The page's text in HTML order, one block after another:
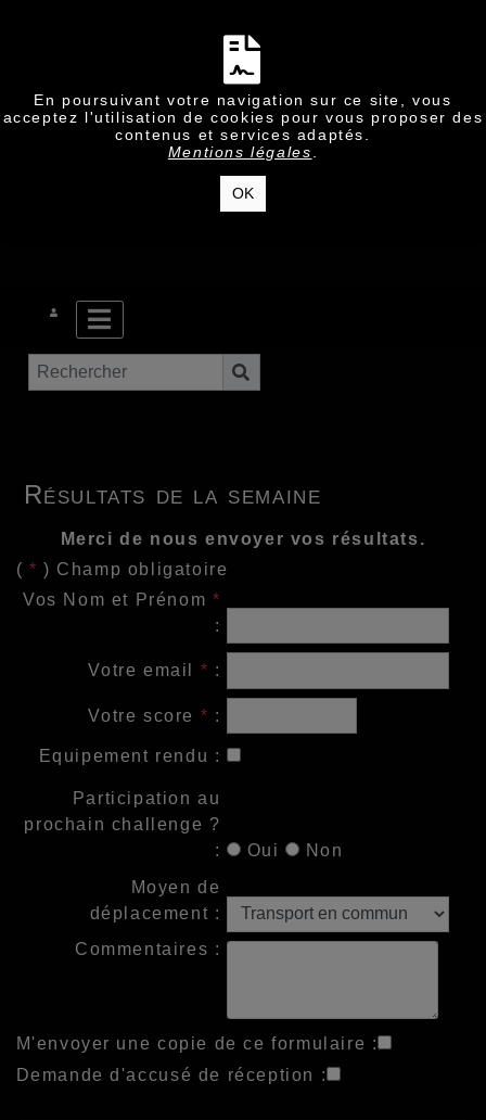
En poursuivant votre navigation sur ce site, vous
acceptez l'utilisation de cookies pour vous proposer des
contenus et services adaptés.
Mentions légales
OK
Résultats de la semaine
Merci de nous envoyer vos résultats.
( * ) Champ obligatoire
Vos Nom et Prénom *
:
Votre email * :
Votre score * :
Equipement rendu :
Participation au
prochain challenge ?
:
Oui
Non
Moyen de
déplacement :
Commentaires :
M'envoyer une copie de ce formulaire :
Demande d'accusé de réception :